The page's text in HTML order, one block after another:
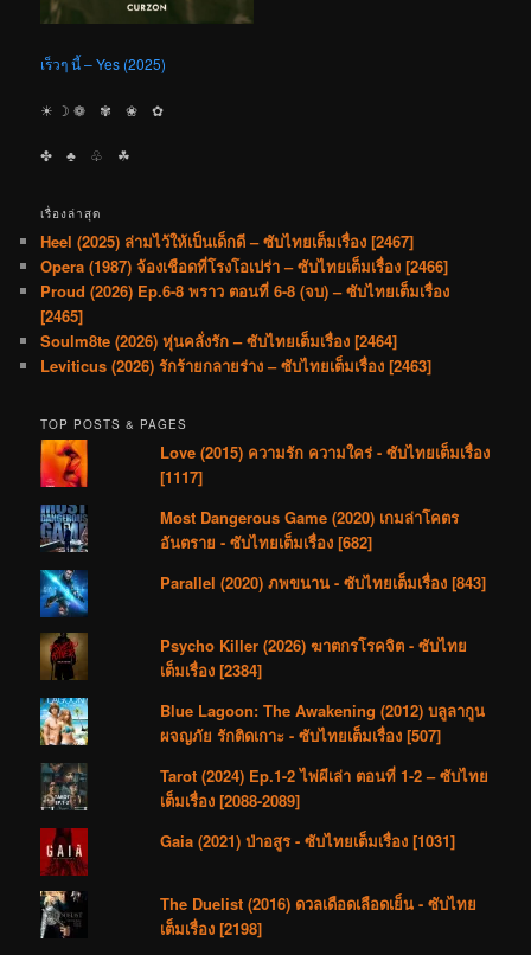
เร็วๆ นี้ – Yes (2025)
☀︎ ☽ ❁ ✾ ❀ ✿
✤ ♣︎ ♧ ☘︎
เรื่องล่าสุด
Heel (2025) ล่ามไว้ให้เป็นเด็กดี – ซับไทยเต็มเรื่อง [2467]
Opera (1987) จ้องเชือดที่โรงโอเปร่า – ซับไทยเต็มเรื่อง [2466]
Proud (2026) Ep.6-8 พราว ตอนที่ 6-8 (จบ) – ซับไทยเต็มเรื่อง
[2465]
Soulm8te (2026) หุ่นคลั่งรัก – ซับไทยเต็มเรื่อง [2464]
Leviticus (2026) รักร้ายกลายร่าง – ซับไทยเต็มเรื่อง [2463]
TOP POSTS & PAGES
Love (2015) ความรัก ความใคร่ - ซับไทยเต็มเรื่อง
[1117]
Most Dangerous Game (2020) เกมล่าโคตร
อันตราย - ซับไทยเต็มเรื่อง [682]
Parallel (2020) ภพขนาน - ซับไทยเต็มเรื่อง [843]
Psycho Killer (2026) ฆาตกรโรคจิต - ซับไทย
เต็มเรื่อง [2384]
Blue Lagoon: The Awakening (2012) บลูลากูน
ผจญภัย รักติดเกาะ - ซับไทยเต็มเรื่อง [507]
Tarot (2024) Ep.1-2 ไพ่ผีเล่า ตอนที่ 1-2 – ซับไทย
เต็มเรื่อง [2088-2089]
Gaia (2021) ป่าอสูร - ซับไทยเต็มเรื่อง [1031]
The Duelist (2016) ดวลเดือดเลือดเย็น - ซับไทย
เต็มเรื่อง [2198]